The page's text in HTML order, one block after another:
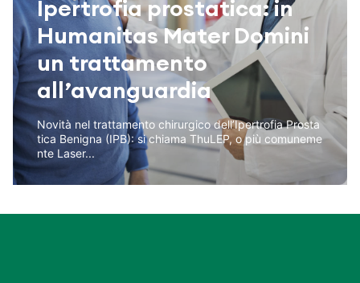
Ipertrofia prostatica: in
Humanitas Mater Domini
un trattamento
all’avanguardia
Novità nel trattamento chirurgico dell’Ipertrofia Prosta
tica Benigna (IPB): si chiama ThuLEP, o più comuneme
nte Laser...